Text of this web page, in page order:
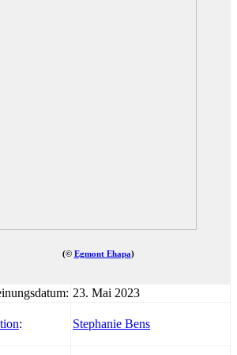
(© Egmont Ehapa)
23. Mai 2023
: Stephanie Bens